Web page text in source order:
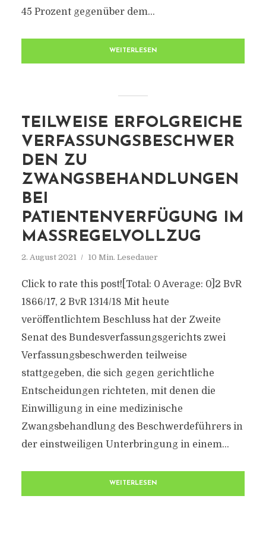
45 Prozent gegenüber dem...
WEITERLESEN
TEILWEISE ERFOLGREICHE
VERFASSUNGSBESCHWER
DEN ZU
ZWANGSBEHANDLUNGEN
BEI
PATIENTENVERFÜGUNG IM
MASSREGELVOLLZUG
2. August 2021 10 Min. Lesedauer
Click to rate this post![Total: 0 Average: 0]2 BvR
1866/17, 2 BvR 1314/18 Mit heute
veröffentlichtem Beschluss hat der Zweite
Senat des Bundesverfassungsgerichts zwei
Verfassungsbeschwerden teilweise
stattgegeben, die sich gegen gerichtliche
Entscheidungen richteten, mit denen die
Einwilligung in eine medizinische
Zwangsbehandlung des Beschwerdeführers in
der einstweiligen Unterbringung in einem...
WEITERLESEN